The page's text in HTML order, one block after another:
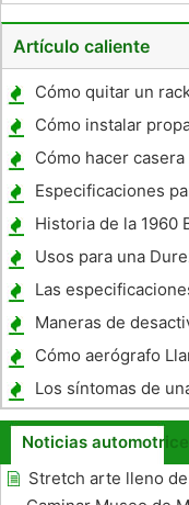
Late At Mañana y
peruana fascinante
Artículo caliente
Cómo quitar un
Ford
Cómo instalar
carga
Cómo hacer
Especificaciones
Sel 500 AMG 1983
Historia de la 1960
Usos para una
Las
Bronco
Maneras de
Cómo aerógrafo
Los síntomas de
agrietada
Noticias
Stretch arte lleno